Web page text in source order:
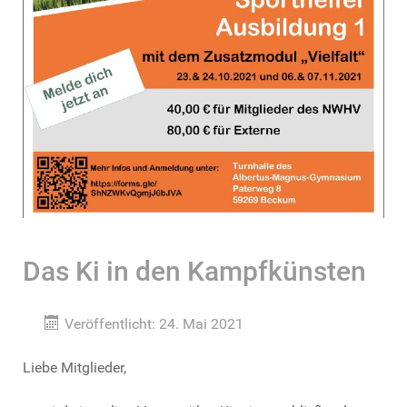
Das Ki in den Kampfkünsten
Veröffentlicht: 24. Mai 2021
Liebe Mitglieder,